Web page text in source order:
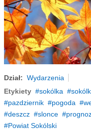
Dział: Wydarzenia
Etykiety
sokólka
pazdziernik
pogoda
deszcz
slonce
Powiat Sokólski